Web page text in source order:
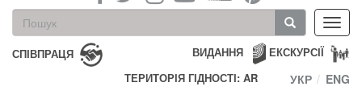
Пошукова
форма
Пошук
СПІВПРАЦЯ ЕКСКУРСІЇ
ВИДАННЯ
ТЕРИТОРІЯ ГІДНОСТІ: AR
УКР ENG